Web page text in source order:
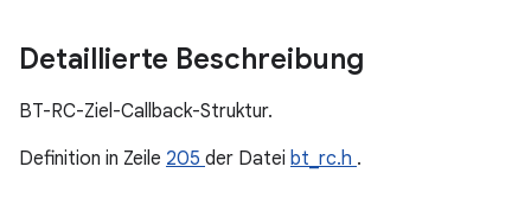
Detaillierte Beschreibung
BT-RC-Ziel-Callback-Struktur.
Definition in Zeile 205 der Datei bt_rc.h .